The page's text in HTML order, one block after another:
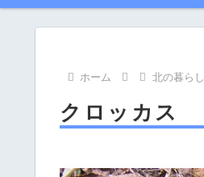
ホーム 北の暮らし
クロッカス